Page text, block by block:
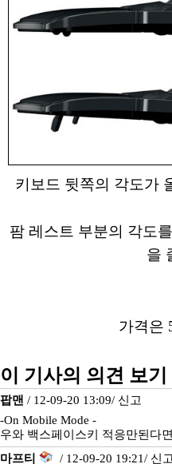
키보드 뒷쪽의 각도가
팜 레스트 부분의 각도
을
가격은
이 기사의 의견 보기
팝맨 / 12-09-20 13:09/ 신고
-On Mobile Mode -
우와 백스페이스키 적응만된다
마프티
/ 12-09-20 19:21/ 신고